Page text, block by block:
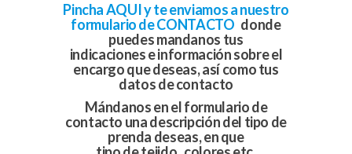
Pincha AQUI y te enviamos a nuestro
formulario de CONTACTO donde
puedes mandanos tus
indicaciones e información sobre el
encargo que deseas, así como tus
datos de contacto
Mándanos en el formulario de
contacto una descripción del tipo de
prenda deseas, en que